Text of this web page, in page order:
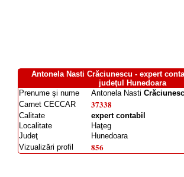
Antonela Nasti Crăciunescu - expert
judeţul Hunedoara
Prenume şi nume
Antonela Nasti
Carnet CECCAR
37338
Calitate
expert contabil
Localitate
Haţeg
Judeţ
Hunedoara
Vizualizări profil
856